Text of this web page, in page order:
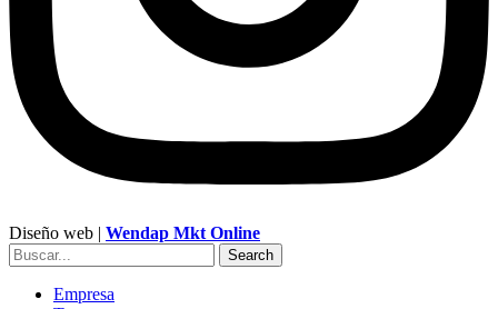
Diseño web | Wendap Mkt Online
Search
Empresa